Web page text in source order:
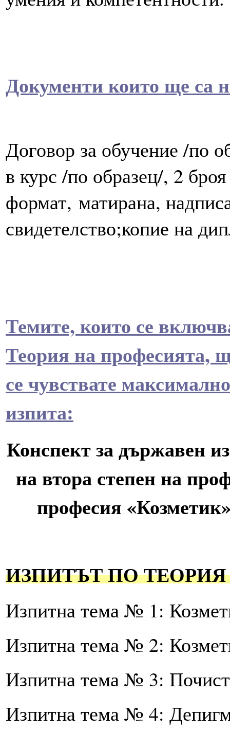
Документи които ще са
Договор за обучение /по
в курс /по образец/, 2
формат, матирана,
свидетелство;копие на
Темите, които се
Теория на професията,
се чувствате
изпита:
Конспект за държавен
на втора степен на
професия
ИЗПИТЪТ ПО
Изпитна тема № 1:
Изпитна тема № 2:
Изпитна тема № 3:
Изпитна тема № 4: